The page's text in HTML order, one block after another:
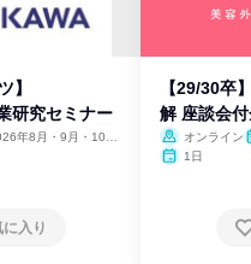
】
研究セミナー
年8月・9月・10
入り
【29/30卒
解 座談会
オンライン
1日